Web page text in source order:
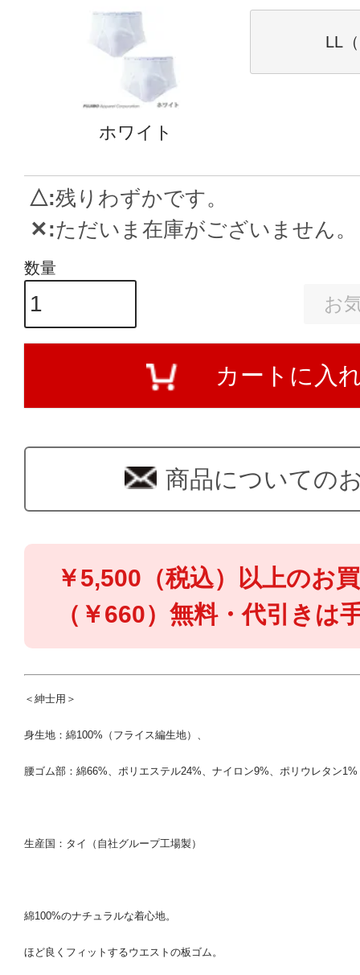
ホワイト
LL
△ 残りわずかです。
✕ ただいま在庫がございません。
お
カートに入
商品についての
￥5,500（税込）以上のお
（￥660）無料・代引きは
＜紳士用＞
身生地：綿100%（フライス編生地）、
腰ゴム部：綿66%、ポリエステル24%、ナイロン9%、ポリウレタン1%
生産国：タイ（自社グループ工場製）
綿100%のナチュラルな着心地。
ほど良くフィットするウエストの板ゴム。